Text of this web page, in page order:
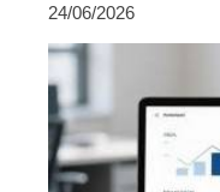
24/06/2026